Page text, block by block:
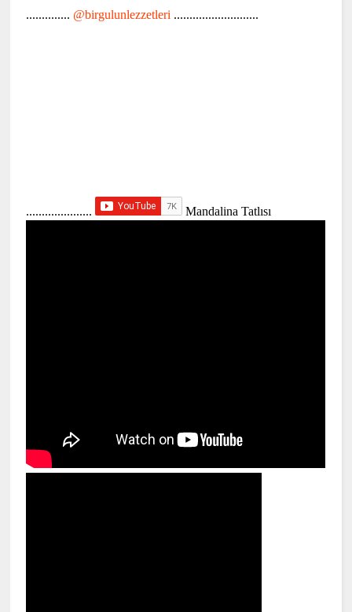
.............. @birgulunlezzetleri ...........................
..................... Mandalina Tatlısı